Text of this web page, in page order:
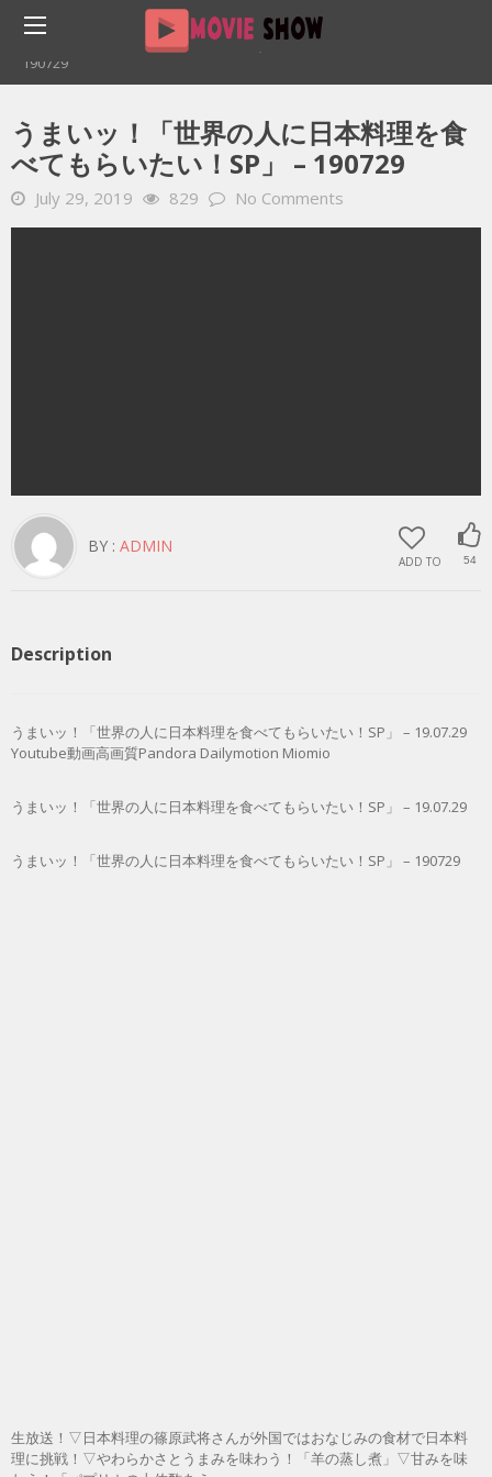
Home
YOUTUBE 動画 毎日
うまいッ！「世界の人に日本料理を食べてもらいたい！SP」 –
190729
うまいッ！「世界の人に日本料理を食
べてもらいたい！SP」 – 190729
July 29, 2019 829 No Comments
ADD TO 54
BY : ADMIN
Description
うまいッ！「世界の人に日本料理を食べてもらいたい！SP」 – 19.07.29
Youtube動画高画質Pandora Dailymotion Miomio
うまいッ！「世界の人に日本料理を食べてもらいたい！SP」 – 19.07.29
うまいッ！「世界の人に日本料理を食べてもらいたい！SP」 – 190729
生放送！▽日本料理の篠原武将さんが外国ではおなじみの食材で日本料
理に挑戦！▽やわらかさとうまみを味わう！「羊の蒸し煮」▽甘みを味